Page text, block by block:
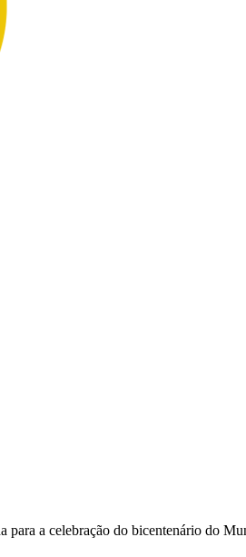
para a celebração do bicentenário do